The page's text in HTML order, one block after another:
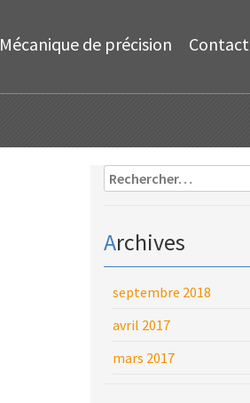
Mécanique de précision Contact
Rechercher :
Archives
septembre 2018
avril 2017
mars 2017